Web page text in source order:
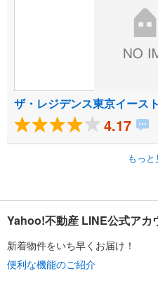
ザ・レジデンス東京イース
4.17
もっと
Yahoo!不動産 LINE公式アカ
新着物件をいち早くお届け！
便利な機能のご紹介